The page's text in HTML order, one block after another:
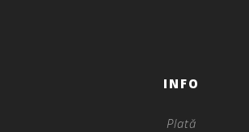
INFO
Plată